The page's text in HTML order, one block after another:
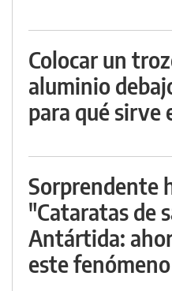
Colocar un
aluminio
para qué sirve
Sorprendente
"Cataratas de
Antártida:
este